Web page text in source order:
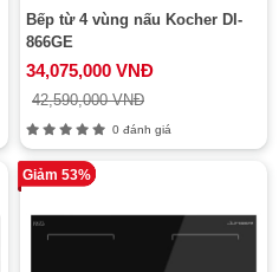
Bếp từ 4 vùng nấu Kocher DI-
866GE
34,075,000 VNĐ
42,590,000 VNĐ
0 đánh giá
Giảm 53%